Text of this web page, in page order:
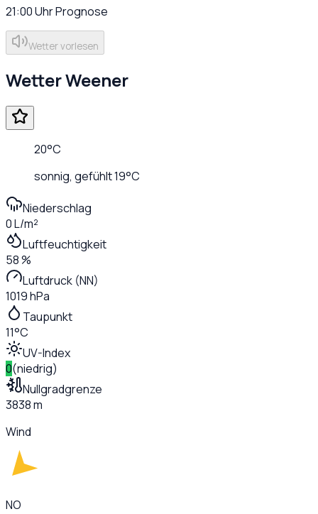
21:00UhrPrognose
Wetter vorlesen
WetterWeener
20°C
sonnig, gefühlt19°C
Niederschlag
0 L/m²
Luftfeuchtigkeit
58 %
Luftdruck (NN)
1019 hPa
Taupunkt
11°C
UV-Index
0(niedrig)
Nullgradgrenze
3838 m
Wind
NO